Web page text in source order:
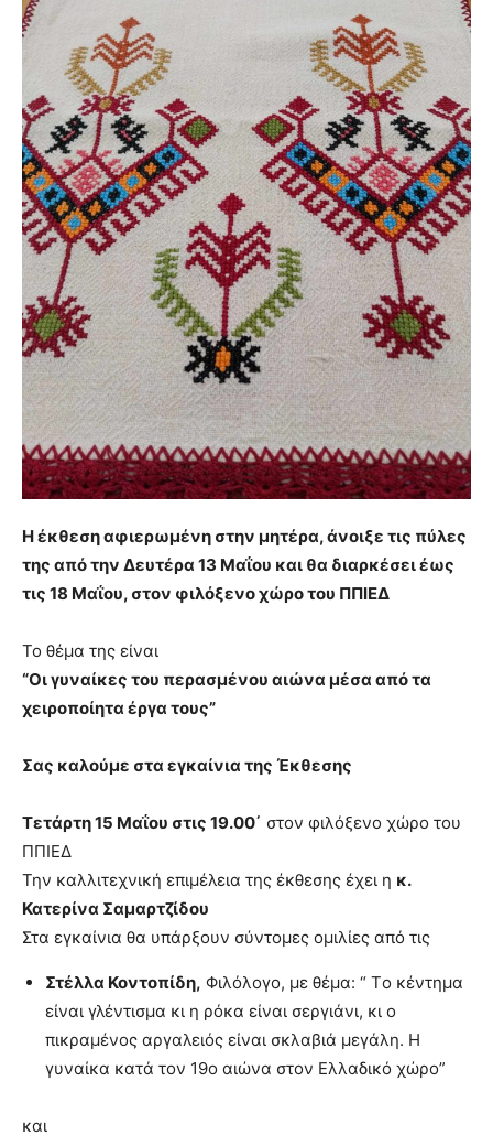
Η έκθεση αφιερωμένη στην μητέρα, άνοιξε τις πύλες
της από την Δευτέρα 13 Μαΐου και θα διαρκέσει έως
τις 18 Μαΐου, στον φιλόξενο χώρο του ΠΠΙΕΔ
Το θέμα της είναι
“Οι γυναίκες του περασμένου αιώνα μέσα από τα
χειροποίητα έργα τους”
Σας καλούμε στα εγκαίνια της Έκθεσης
Τετάρτη 15 Μαΐου στις 19.00΄ στον φιλόξενο χώρο του
ΠΠΙΕΔ
Την καλλιτεχνική επιμέλεια της έκθεσης έχει η κ.
Κατερίνα Σαμαρτζίδου
Στα εγκαίνια θα υπάρξουν σύντομες ομιλίες από τις
Στέλλα Κοντοπίδη, Φιλόλογο, με θέμα: “ Tο κέντημα
είναι γλέντισμα κι η ρόκα είναι σεργιάνι, κι ο
πικραμένος αργαλειός είναι σκλαβιά μεγάλη. Η
γυναίκα κατά τον 19ο αιώνα στον Ελλαδικό χώρο”
και